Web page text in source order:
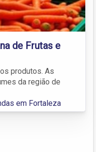
de Frutas e
produtos. As
da região de
em Fortaleza